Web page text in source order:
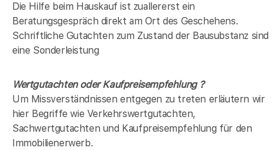
Die Hilfe beim Hauskauf ist zuallererst ein
Beratungsgespräch direkt am Ort des Geschehens.
Schriftliche Gutachten zum Zustand der Bausubstanz sind
eine Sonderleistung
Wertgutachten oder Kaufpreisempfehlung ?
Um Missverständnissen entgegen zu treten erläutern wir
hier Begriffe wie Verkehrswertgutachten,
Sachwertgutachten und Kaufpreisempfehlung für den
Immobilienerwerb.